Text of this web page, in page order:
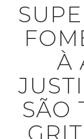
À
SÃO